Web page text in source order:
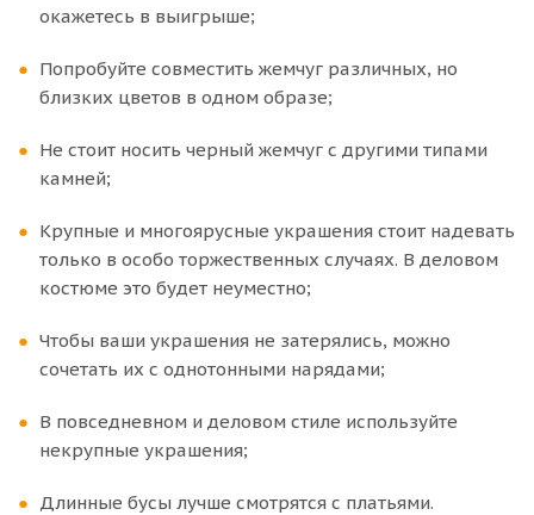
окажетесь в выигрыше;
Попробуйте совместить жемчуг различных, но
близких цветов в одном образе;
Не стоит носить черный жемчуг с другими типами
камней;
Крупные и многоярусные украшения стоит надевать
только в особо торжественных случаях. В деловом
костюме это будет неуместно;
Чтобы ваши украшения не затерялись, можно
сочетать их с однотонными нарядами;
В повседневном и деловом стиле используйте
некрупные украшения;
Длинные бусы лучше смотрятся с платьями.